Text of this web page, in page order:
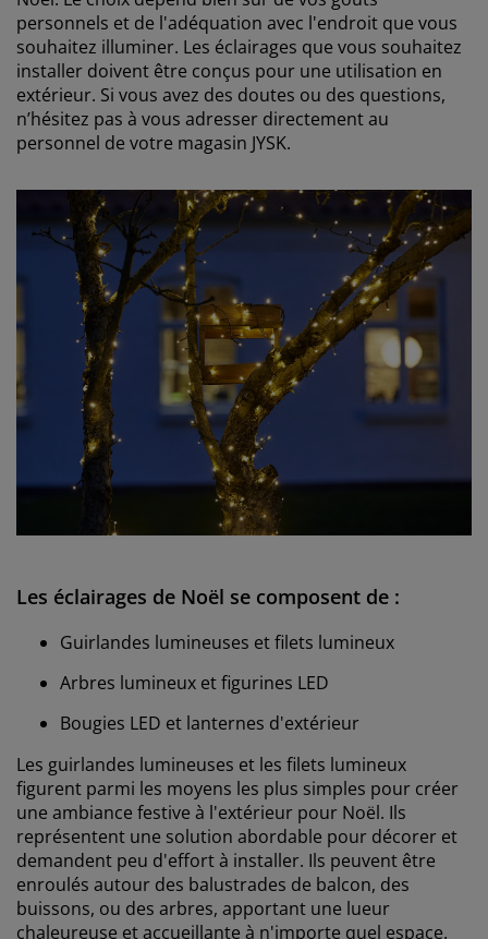
personnels et de l'adéquation avec l'endroit que vous
souhaitez illuminer. Les éclairages que vous souhaitez
installer doivent être conçus pour une utilisation en
extérieur. Si vous avez des doutes ou des questions,
n’hésitez pas à vous adresser directement au
personnel de votre magasin JYSK.
Les éclairages de Noël se composent de :
Guirlandes lumineuses et filets lumineux
Arbres lumineux et figurines LED
Bougies LED et lanternes d'extérieur
Les guirlandes lumineuses et les filets lumineux
figurent parmi les moyens les plus simples pour créer
une ambiance festive à l'extérieur pour Noël. Ils
représentent une solution abordable pour décorer et
demandent peu d'effort à installer. Ils peuvent être
enroulés autour des balustrades de balcon, des
buissons, ou des arbres, apportant une lueur
chaleureuse et accueillante à n'importe quel espace.